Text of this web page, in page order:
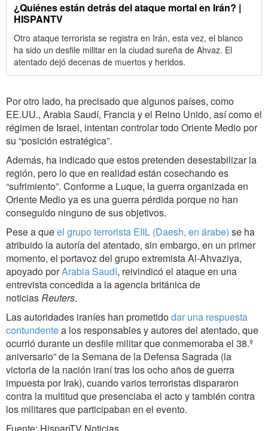
¿Quiénes están detrás del ataque mortal en Irán? |
HISPANTV
Otro ataque terrorista se registra en Irán, esta vez, el blanco
ha sido un desfile militar en la ciudad sureña de Ahvaz. El
atentado dejó decenas de muertos y heridos.
Por otro lado, ha precisado que algunos países, como
EE.UU., Arabia Saudí, Francia y el Reino Unido, así como el
régimen de Israel, intentan controlar todo Oriente Medio por
su “posición estratégica”.
Además, ha indicado que estos pretenden desestabilizar la
región, pero lo que en realidad están cosechando es
“sufrimiento”. Conforme a Luque, la guerra organizada en
Oriente Medio ya es una guerra pérdida porque no han
conseguido ninguno de sus objetivos.
Pese a queel grupo terrorista EIIL (Daesh, en árabe) se ha
atribuido la autoría del atentado, sin embargo, en un primer
momento, el portavoz del grupo extremista Al-Ahvaziya,
apoyado porArabia Saudí, reivindicó el ataque en una
entrevista concedida a la agencia británica de
noticiasReuters.
Las autoridades iraníes han prometidodar una respuesta
contundentea los responsables y autores del atentado, que
ocurrió durante un desfile militar que conmemoraba el 38.º
aniversario” de la Semana de la Defensa Sagrada (la
victoria de la nación iraní tras los ocho años de guerra
impuesta por Irak), cuando varios terroristas dispararon
contra la multitud que presenciaba el acto y también contra
los militares que participaban en el evento.